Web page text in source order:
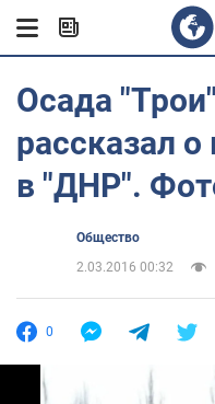
Осада
рассказал
в "ДНР".
Общество
2.03.2016 00:32
0